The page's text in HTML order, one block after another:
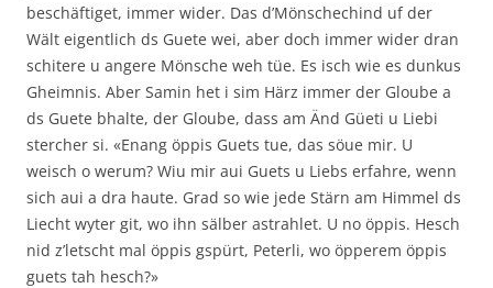
beschäftiget, immer wider. Das d’Mönschechind uf der
Wält eigentlich ds Guete wei, aber doch immer wider dran
schitere u angere Mönsche weh tüe. Es isch wie es dunkus
Gheimnis. Aber Samin het i sim Härz immer der Gloube a
ds Guete bhalte, der Gloube, dass am Änd Güeti u Liebi
stercher si. «Enang öppis Guets tue, das söue mir. U
weisch o werum? Wiu mir aui Guets u Liebs erfahre, wenn
sich aui a dra haute. Grad so wie jede Stärn am Himmel ds
Liecht wyter git, wo ihn sälber astrahlet. U no öppis. Hesch
nid z’letscht mal öppis gspürt, Peterli, wo öpperem öppis
guets tah hesch?»